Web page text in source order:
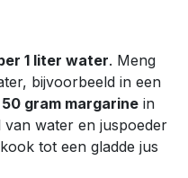
1 liter water. Meng
bijvoorbeeld in een
50 gram margarine in
water en juspoeder
tot een gladde jus